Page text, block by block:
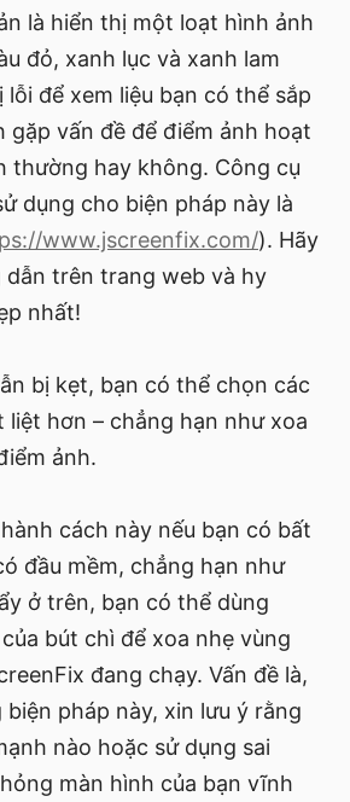
là hiển thị một loạt hình ảnh
đỏ, xanh lục và xanh lam
lỗi để xem liệu bạn có thể sắp
gặp vấn đề để điểm ảnh hoạt
thường hay không. Công cụ
dụng cho biện pháp này là
www.jscreenfix.com/). Hãy
dẫn trên trang web và hy
nhất!
bị kẹt, bạn có thể chọn các
liệt hơn – chẳng hạn như xoa
ảnh.
cách này nếu bạn có bất
đầu mềm, chẳng hạn như
ở trên, bạn có thể dùng
bút chì để xoa nhẹ vùng
đang chạy. Vấn đề là,
biện pháp này, xin lưu ý rằng
nào hoặc sử dụng sai
màn hình của bạn vĩnh